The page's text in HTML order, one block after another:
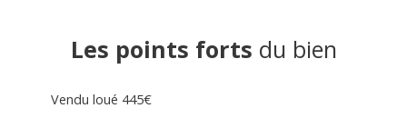
Les points forts du bien
Vendu loué 445€